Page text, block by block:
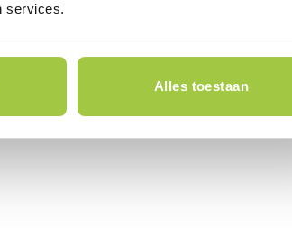
services.
Alles toestaan